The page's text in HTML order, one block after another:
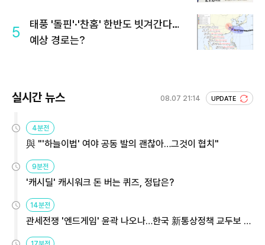
5
태풍 '돌핀'·'찬홈' 한반도 빗겨간다…
예상 경로는?
실시간 뉴스 08.07 21:14 UPDATE
4분전
與 "'하늘이법' 여야 공동 발의 괜찮아…그것이 협치"
9분전
'캐시딜' 캐시워크 돈 버는 퀴즈, 정답은?
14분전
관세전쟁 '엔드게임' 윤곽 나오나…한국 新통상정책 교두보 활
용해야